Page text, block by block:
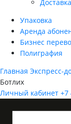
Упаковка
Аренда
Бизнес
Полиграфия
Главная Экспресс-
Ботлих
Личный кабинет +7